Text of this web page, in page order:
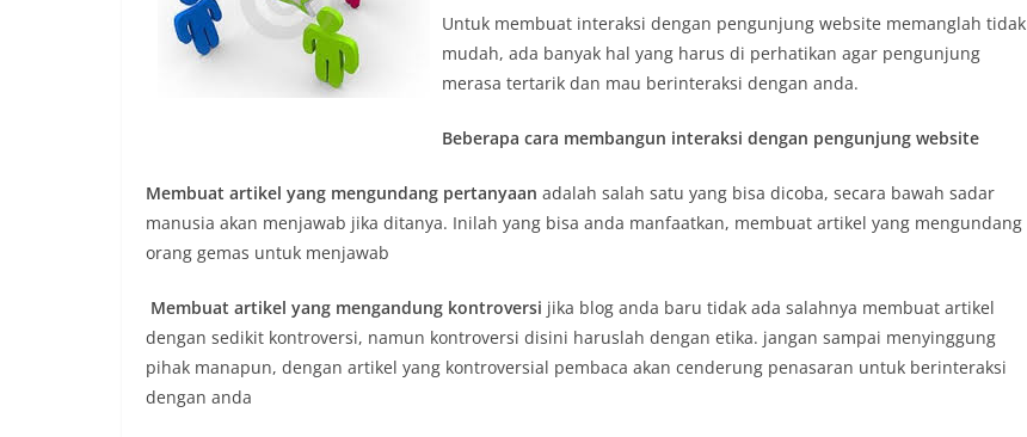
Untuk membuat interaksi dengan pengunjung website memanglah tidak
mudah, ada banyak hal yang harus di perhatikan agar pengunjung
merasa tertarik dan mau berinteraksi dengan anda.
Beberapa cara membangun interaksi dengan pengunjung website
Membuat artikel yang mengundang pertanyaan adalah salah satu yang bisa dicoba, secara bawah sadar
manusia akan menjawab jika ditanya. Inilah yang bisa anda manfaatkan, membuat artikel yang mengundang
orang gemas untuk menjawab
Membuat artikel yang mengandung kontroversi jika blog anda baru tidak ada salahnya membuat artikel
dengan sedikit kontroversi, namun kontroversi disini haruslah dengan etika. jangan sampai menyinggung
pihak manapun, dengan artikel yang kontroversial pembaca akan cenderung penasaran untuk berinteraksi
dengan anda